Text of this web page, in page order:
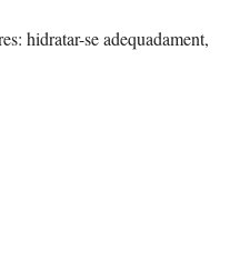
hidratar-se adequadament,